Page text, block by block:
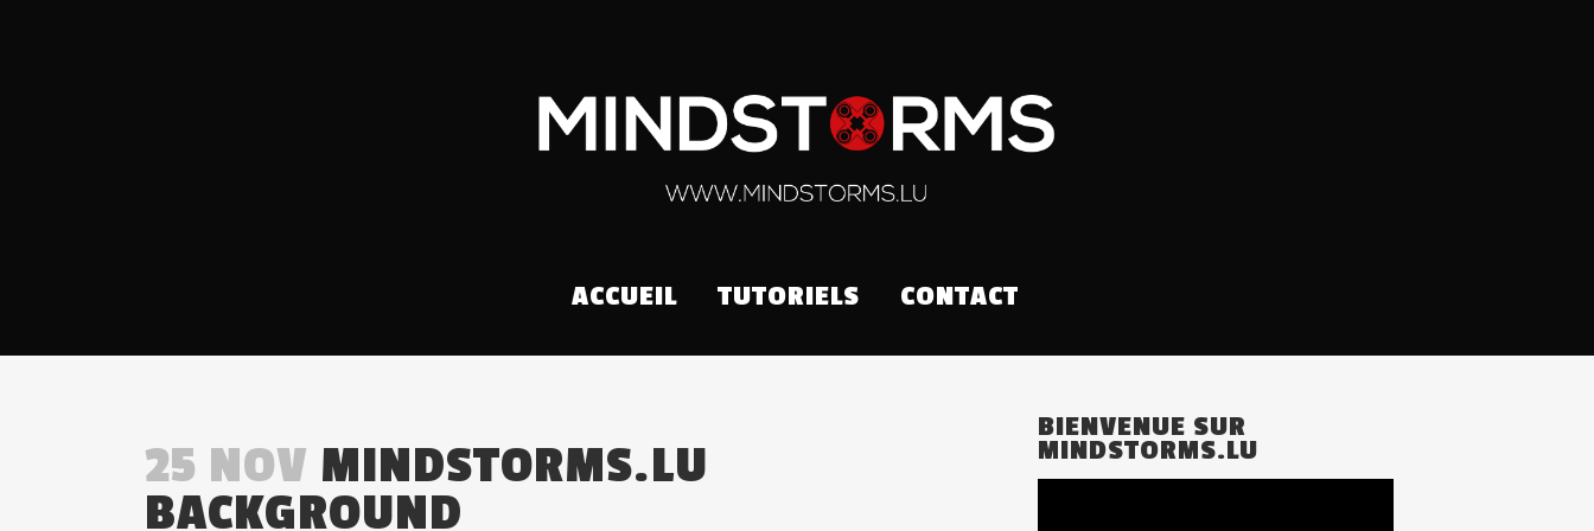
ACCUEIL TUTORIELS CONTACT
25 NOV MINDSTORMS.LU
BACKGROUND
BIENVENUE SUR
MINDSTORMS.LU